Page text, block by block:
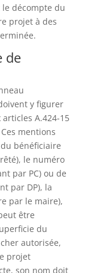
décompte du
projet à des
de
y figurer
A.424-15
mentions
bénéficiaire
le numéro
par PC) ou de
par DP), la
par le maire),
être
du
autorisée,
projet
son nom doit